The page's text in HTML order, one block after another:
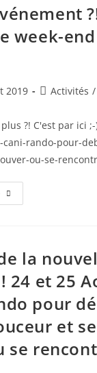
week-
2019
PostActivités /
?! C'est par ici
rando-pour-
ou-se-
Un
Nouvel
Rando
Le
End
Des
24
Et
Août
la
24 et 25
pour
et se
se